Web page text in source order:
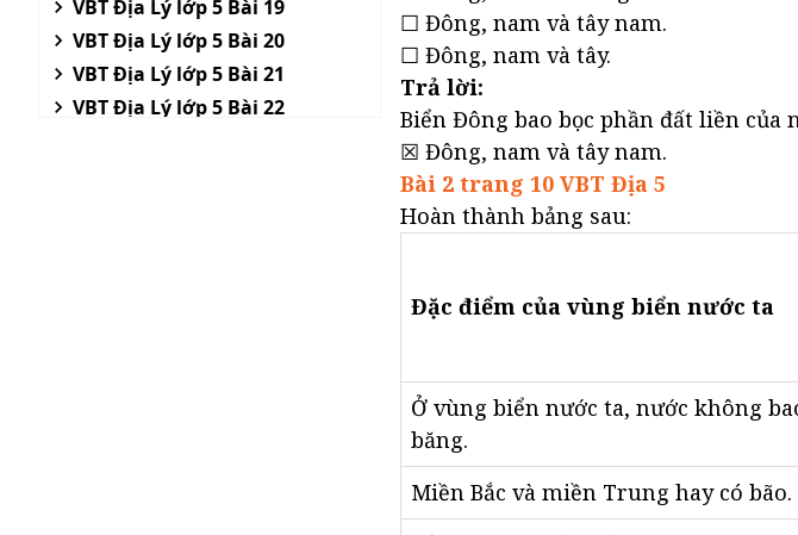
VBT Địa Lý lớp 5 Bài 19
VBT Địa Lý lớp 5 Bài 20
VBT Địa Lý lớp 5 Bài 21
VBT Địa Lý lớp 5 Bài 22
☐ Đông, nam và tây nam.
☐ Đông, nam và tây.
Trả lời:
Biển Đông bao bọc phần đất liền của
☒ Đông, nam và tây nam.
Bài 2 trang 10 VBT Địa 5
Hoàn thành bảng sau:
Đặc điểm của vùng biển nước ta
Ở vùng biển nước ta, nước không
băng.
Miền Bắc và miền Trung hay có bão.